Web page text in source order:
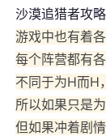
沙漠追猎者攻略
游戏中也有着
每个阵营都有
不同于为H而H
所以如果只是
但如果冲着剧